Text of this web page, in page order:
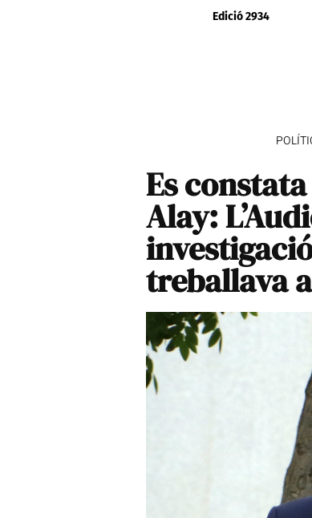
Edició 2934
Es
Alay:
treballava